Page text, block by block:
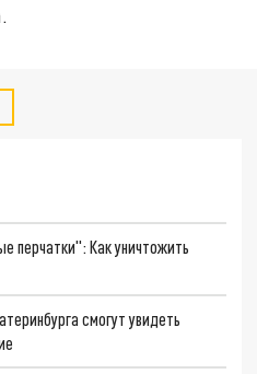
перчатки": Как уничтожить
смогут увидеть